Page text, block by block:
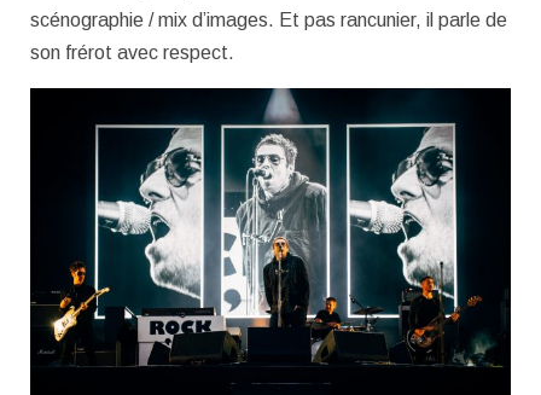
scénographie / mix d’images. Et pas rancunier, il parle de
son frérot avec respect.